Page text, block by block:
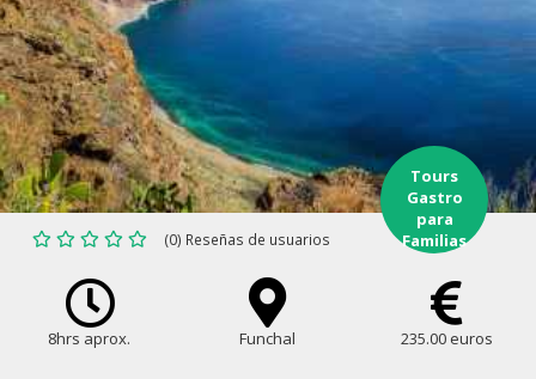
(0) Reseñas de usuarios
Tours
Gastro
para
Familias
8hrs aprox. Funchal 235.00 euros